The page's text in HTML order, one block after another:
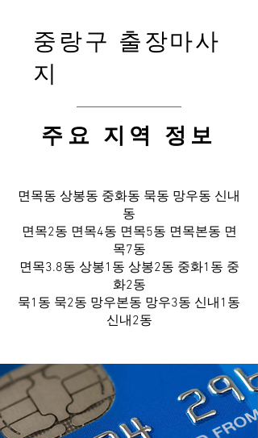
중랑구 출장마사
지
​주요 지역 정보
면목동 상봉동 중화동 묵동 망우동 신내
동
면목2동 면목4동 면목5동 면목본동 면
목7동
면목3.8동 상봉1동 상봉2동 중화1동 중
화2동
묵1동 묵2동 망우본동 망우3동 신내1동
신내2동